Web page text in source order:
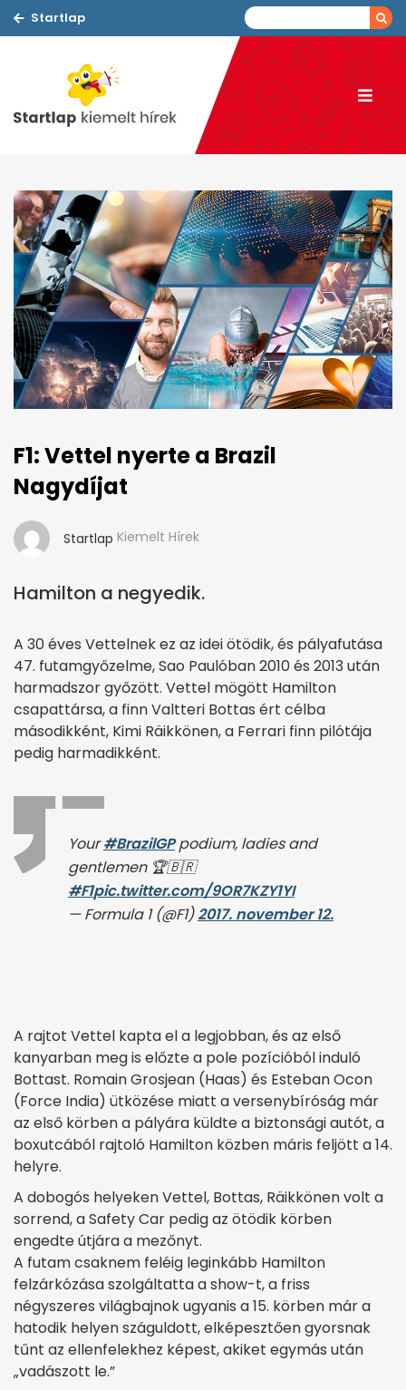
Startlap
F1: Vettel nyerte a Brazil
Nagydíjat
Startlap Kiemelt Hírek
Hamilton a negyedik.
A 30 éves Vettelnek ez az idei ötödik, és pályafutása
47. futamgyőzelme, Sao Paulóban 2010 és 2013 után
harmadszor győzött. Vettel mögött Hamilton
csapattársa, a finn Valtteri Bottas ért célba
másodikként, Kimi Räikkönen, a Ferrari finn pilótája
pedig harmadikként.
Your#BrazilGPpodium, ladies and
gentlemen 🏆🇧🇷
#F1pic.twitter.com/9OR7KZY1YI
— Formula 1 (@F1)2017. november 12.
A rajtot Vettel kapta el a legjobban, és az első
kanyarban meg is előzte a pole pozícióból induló
Bottast. Romain Grosjean (Haas) és Esteban Ocon
(Force India) ütközése miatt a versenybíróság már
az első körben a pályára küldte a biztonsági autót, a
boxutcából rajtoló Hamilton közben máris feljött a 14.
helyre.
A dobogós helyeken Vettel, Bottas, Räikkönen volt a
sorrend, a Safety Car pedig az ötödik körben
engedte útjára a mezőnyt.
A futam csaknem feléig leginkább Hamilton
felzárkózása szolgáltatta a show-t, a friss
négyszeres világbajnok ugyanis a 15. körben már a
hatodik helyen száguldott, elképesztően gyorsnak
tűnt az ellenfelekhez képest, akiket egymás után
„vadászott le.”